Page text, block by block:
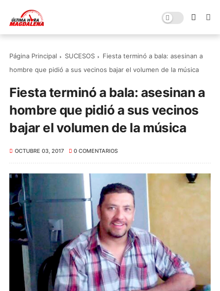
Página Principal SUCESOS
Fiesta terminó a bala: asesinan a
hombre que pidió a sus vecinos bajar el volumen de la música
Fiesta terminó a bala: asesinan a
hombre que pidió a sus vecinos
bajar el volumen de la música
OCTUBRE 03, 2017 0 COMENTARIOS